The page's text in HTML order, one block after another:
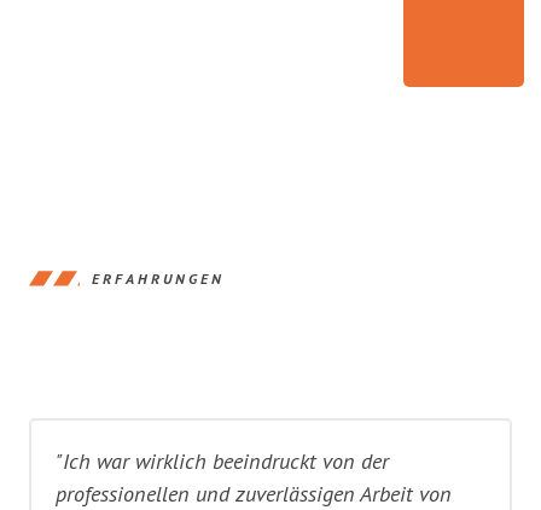
ERFAHRUNGEN
"Ich war wirklich beeindruckt von der
professionellen und zuverlässigen Arbeit von